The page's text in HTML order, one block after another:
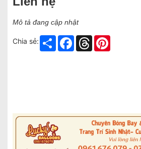
Mô tả đang cập nhật
Chia sẻ: Share Facebook
Threads